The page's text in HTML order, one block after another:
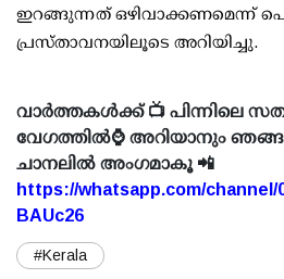
ഇറങ്ങുന്നത് ഒഴിവാക്കണമെന്ന്
പ്രസ്താവനയിലൂടെ അറിയിച്ചു.
വാർത്തകൾക്ക് 📺 പിന്നിലെ
വേഗത്തിൽ⌚ അറിയാനും
ചാനലിൽ അംഗമാകൂ 📲
https://whatsapp.com/channel/
BAUc26
#Kerala